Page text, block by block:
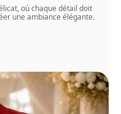
où chaque détail doit
une ambiance élégante.